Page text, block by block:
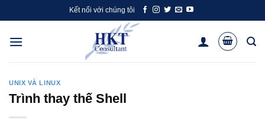
to
content
Kết nối với chúng tôi
UNIX VÀ LINUX
Trình thay thế Shell